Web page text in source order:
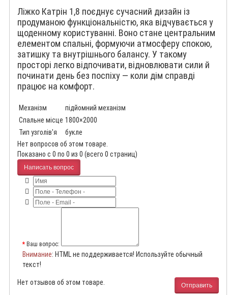
Ліжко Катрін 1,8 поєднує сучасний дизайн із
продуманою функціональністю, яка відчувається у
щоденному користуванні. Воно стане центральним
елементом спальні, формуючи атмосферу спокою,
затишку та внутрішнього балансу. У такому
просторі легко відпочивати, відновлювати сили й
починати день без поспіху — коли дім справді
працює на комфорт.
Механізм
підйомний механізм
Спальне місце 1800×2000
Тип узголів'я
букле
Нет вопросов об этом товаре.
Показано с 0 по 0 из 0 (всего 0 страниц)
Написать вопрос
Ваш вопрос:
Внимание: HTML не поддерживается! Используйте обычный
текст!
Отправить
Нет отзывов об этом товаре.